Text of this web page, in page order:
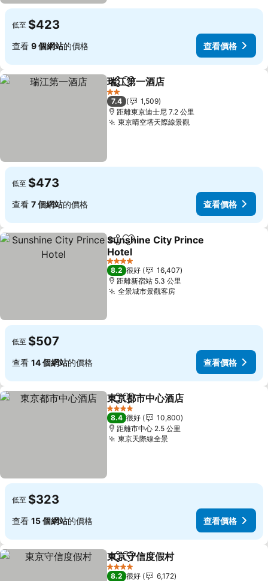
低至 $423
查看 9 個網站的價格 查看價格
分享 放到收藏夾
瑞江第一酒店
2 星級
7.4
1,509
距離東京迪士尼 7.2 公里
東京晴空塔天際線景觀
低至 $473
查看 7 個網站的價格 查看價格
分享 放到收藏夾
Sunshine City Prince
Hotel
4 星級
8.2 很好
16,407
距離新宿站 5.3 公里
全景城市景觀客房
低至 $507
查看 14 個網站的價格 查看價格
分享 放到收藏夾
東京都市中心酒店
4 星級
8.4 很好
10,800
距離市中心 2.5 公里
東京天際線全景
低至 $323
查看 15 個網站的價格 查看價格
分享 放到收藏夾
東京守信度假村
4 星級
8.2 很好
6,172